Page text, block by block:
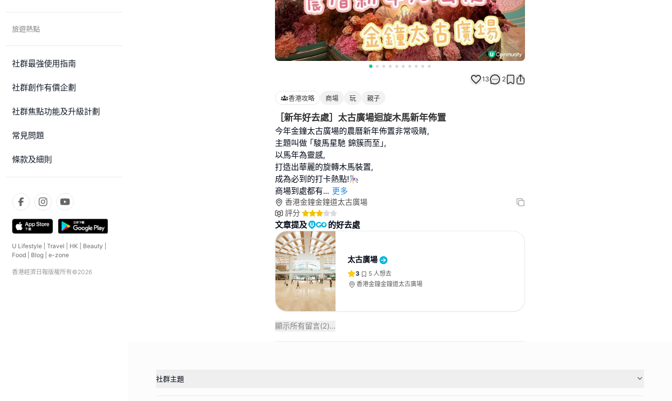
旅遊熱點
社群最強使用指南
社群創作有價企劃
社群焦點功能及升級計劃
常見問題
條款及細則
U Lifestyle Travel HK Beauty
Food
Blog e-zone
香港經濟日報版權所有©2026
13 2
香港攻略 商場 玩 親子
［新年好去處］太古廣場迴旋木馬新年佈置
今年金鐘太古廣場的農曆新年佈置非常吸睛,
主題叫做 ｢駿馬星馳 錦簇而至｣,
以馬年為靈感,
打造出華麗的旋轉木馬裝置,
成為必到的打卡熱點!🎠
商場到處都有... 更多
香港金鐘金鐘道太古廣場
評分
文章提及 的好去處
太古廣場
3 5 人想去
香港金鐘金鐘道太古廣場
顯示所有留言(2)...
社群主題